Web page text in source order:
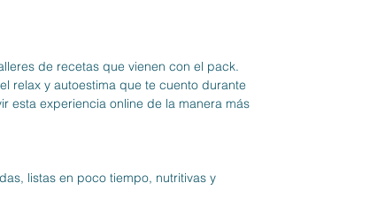
de recetas que vienen con el pack.
relax y autoestima que te cuento durante
esta experiencia online de la manera más
listas en poco tiempo, nutritivas y